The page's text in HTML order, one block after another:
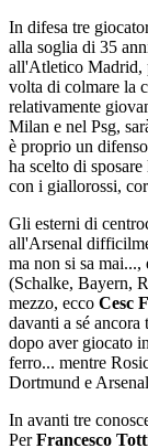
In difesa tre
alla soglia di 35
all'Atletico Madrid,
volta di colmare la
relativamente
Milan e nel Psg,
è proprio un
ha scelto di
con i giallorossi,
Gli esterni di
all'Arsenal
ma non si sa mai...,
(Schalke, Bayern,
mezzo, ecco Cesc
davanti a sé
dopo aver giocato
ferro... mentre
Dortmund e
In avanti tre
PerFrancesco